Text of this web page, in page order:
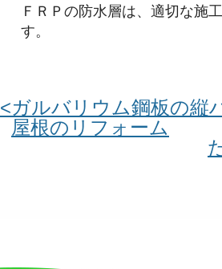
ＦＲＰの防水層は、適切な施
す。
<ガルバリウム鋼板の
屋根のリフォーム